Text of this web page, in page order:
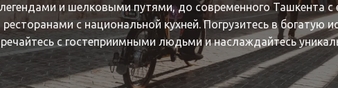
и шелковыми путями, до современного Ташкента
с национальной кухней. Погрузитесь в богатую
с гостеприимными людьми и наслаждайтесь